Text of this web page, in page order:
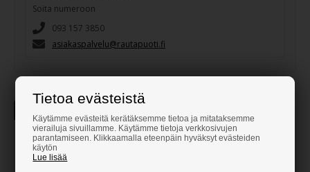
Tietoa evästeistä
Käytämme evästeitä kerätäksemme tietoa ja mitataksemme
vierailuja sivuillamme. Käytämme tietoja verkkosivujen
parantamiseen. Klikkaamalla eteenpäin hyväksyt evästeiden
käytön
Lue lisää
Soita numeroon
093 157 3850
asiakaspalvelu@rautapuoti.fi
Istutusten rajausreuna
ruostuvasta raudasta - leveys 5